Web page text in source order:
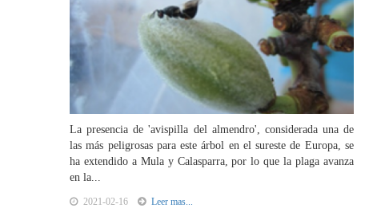
La presencia de 'avispilla del almendro', considerada una de
las más peligrosas para este árbol en el sureste de Europa, se
ha extendido a Mula y Calasparra, por lo que la plaga avanza
en la...
2021-02-16 Leer mas...